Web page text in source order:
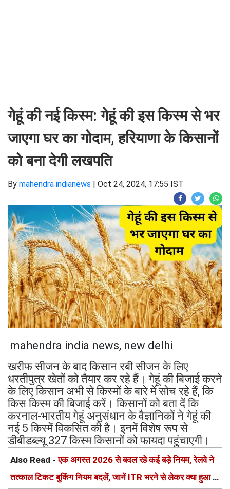
गेहूं की नई किस्म: गेहूं की इस किस्म से भर
जाएगा घर का गोदाम, हरियाणा के किसानों
को बना देगी लखपति
By mahendra indianews | Oct 24, 2024, 17:55 IST
mahendra india news, new delhi
खरीफ सीजन के बाद किसान रबी सीजन के लिए
धरतीपुत्र खेतों को तैयार कर रहे हैं। गेहूं की बिजाई करने
के लिए किसान अभी से किस्मों के बारे में सोच रहे हैं, कि
किस किस्म की बिजाई करें। किसानों को बता दें कि
करनाल-भारतीय गेहूं अनुसंधान के वैज्ञानिकों ने गेहूं की
नई 5 किस्में विकसित की है। इनमें विशेष रूप से
डीबीडब्ल्यू 327 किस्म किसानों को फायदा पहुंचाएगी।
Also Read -एक अगस्त 2026 से बदल रहे कई बड़े नियम, रेलवे ने
तत्काल टिकट बुकिंग नियम बदलें, जानें ITR भरने से लेकर क्या हुआ है